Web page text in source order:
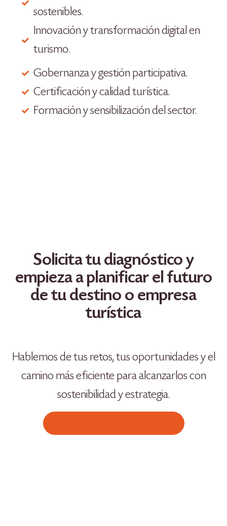
sostenibles.
Innovación y transformación digital en
turismo.
Gobernanza y gestión participativa.
Certificación y calidad turística.
Formación y sensibilización del sector.
Solicita tu diagnóstico y
empieza a planificar el futuro
de tu destino o empresa
turística
Hablemos de tus retos, tus oportunidades y el
camino más eficiente para alcanzarlos con
sostenibilidad y estrategia.